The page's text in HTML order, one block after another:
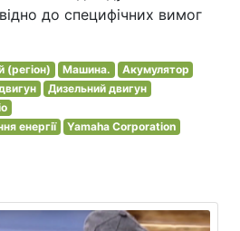
до специфічних вимог
(регіон) Машина.
Акумулятор
Дизельний двигун
енергії
Yamaha Corporation